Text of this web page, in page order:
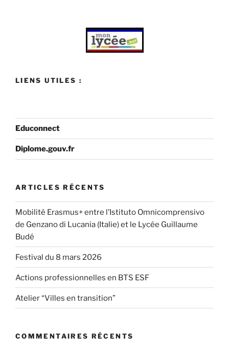
LIENS UTILES :
Educonnect
Diplome.gouv.fr
ARTICLES RÉCENTS
Mobilité Erasmus+ entre l’Istituto Omnicomprensivo
de Genzano di Lucania (Italie) et le Lycée Guillaume
Budé
Festival du 8 mars 2026
Actions professionnelles en BTS ESF
Atelier “Villes en transition”
COMMENTAIRES RÉCENTS